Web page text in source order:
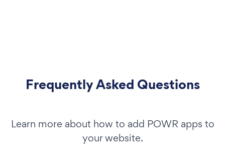
Frequently Asked Questions
Learn more about how to add POWR apps to
your website.